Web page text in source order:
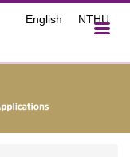
English NTHU